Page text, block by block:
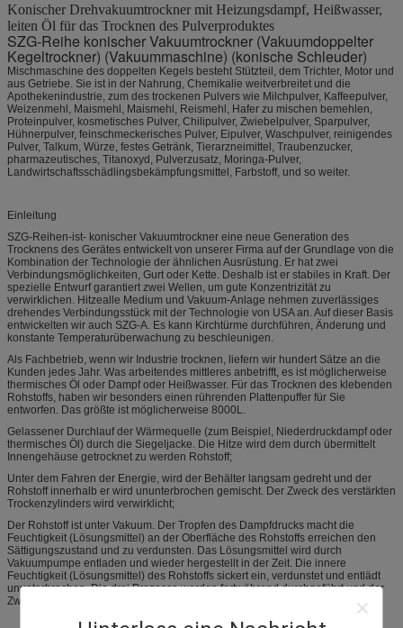
Konischer Drehvakuumtrockner mit Heizungsdampf, Heißwasser,
leiten Öl für das Trocknen des Pulverproduktes
SZG-Reihe konischer Vakuumtrockner (Vakuumdoppelter
Kegeltrockner) (Vakuummaschine) (konische Schleuder)
Mischmaschine des doppelten Kegels besteht Stützteil, dem Trichter, Motor und
aus Getriebe. Sie ist in der Nahrung, Chemikalie weitverbreitet und die
Apothekenindustrie, zum des trockenen Pulvers wie Milchpulver, Kaffeepulver,
Weizenmehl, Maismehl, Maismehl, Reismehl, Hafer zu mischen bemehlen,
Proteinpulver, kosmetisches Pulver, Chilipulver, Zwiebelpulver, Sparpulver,
Hühnerpulver, feinschmeckerisches Pulver, Eipulver, Waschpulver, reinigendes
Pulver, Talkum, Würze, festes Getränk, Tierarzneimittel, Traubenzucker,
pharmazeutisches, Titanoxyd, Pulverzusatz, Moringa-Pulver,
Landwirtschaftsschädlingsbekämpfungsmittel, Farbstoff, und so weiter.
Einleitung
SZG-Reihen-ist- konischer Vakuumtrockner eine neue Generation des
Trocknens des Gerätes entwickelt von unserer Firma auf der Grundlage von die
Kombination der Technologie der ähnlichen Ausrüstung. Er hat zwei
Verbindungsmöglichkeiten, Gurt oder Kette. Deshalb ist er stabiles in Kraft. Der
spezielle Entwurf garantiert zwei Wellen, um gute Konzentrizität zu
verwirklichen. Hitzealle Medium und Vakuum-Anlage nehmen zuverlässiges
drehendes Verbindungsstück mit der Technologie von USA an. Auf dieser Basis
entwickelten wir auch SZG-A. Es kann Kirchtürme durchführen, Änderung und
konstante Temperaturüberwachung zu beschleunigen.
Als Fachbetrieb, wenn wir Industrie trocknen, liefern wir hundert Sätze an die
Kunden jedes Jahr. Was arbeitendes mittleres anbetrifft, es ist möglicherweise
thermisches Öl oder Dampf oder Heißwasser. Für das Trocknen des klebenden
Rohstoffs, haben wir besonders einen rührenden Plattenpuffer für Sie
entworfen. Das größte ist möglicherweise 8000L.
Gelassener Durchlauf der Wärmequelle (zum Beispiel, Niederdruckdampf oder
thermisches Öl) durch die Siegeljacke. Die Hitze wird dem durch übermittelt
Innengehäuse getrocknet zu werden Rohstoff;
Unter dem Fahren der Energie, wird der Behälter langsam gedreht und der
Rohstoff innerhalb er wird ununterbrochen gemischt. Der Zweck des verstärkten
Trockenzylinders wird verwirklicht;
Der Rohstoff ist unter Vakuum. Der Tropfen des Dampfdrucks macht die
Feuchtigkeit (Lösungsmittel) an der Oberfläche des Rohstoffs erreichen den
Sättigungszustand und zu verdunsten. Das Lösungsmittel wird durch
Vakuumpumpe entladen und wieder hergestellt in der Zeit. Die innere
Feuchtigkeit (Lösungsmittel) des Rohstoffs sickert ein, verdunstet und entlädt
ununterbrochen. Die drei Prozesse werden fortwährend durchgeführt und der
Zweck des Trockenzylinders wird innerhalb kurzer Zeit verwirklicht.